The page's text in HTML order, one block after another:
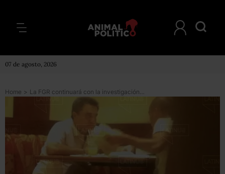
07 de agosto, 2026
Home > La FGR continuará con la investigación contra Pío López Obrador; rechaza propuesta de fiscal para cerrar el caso